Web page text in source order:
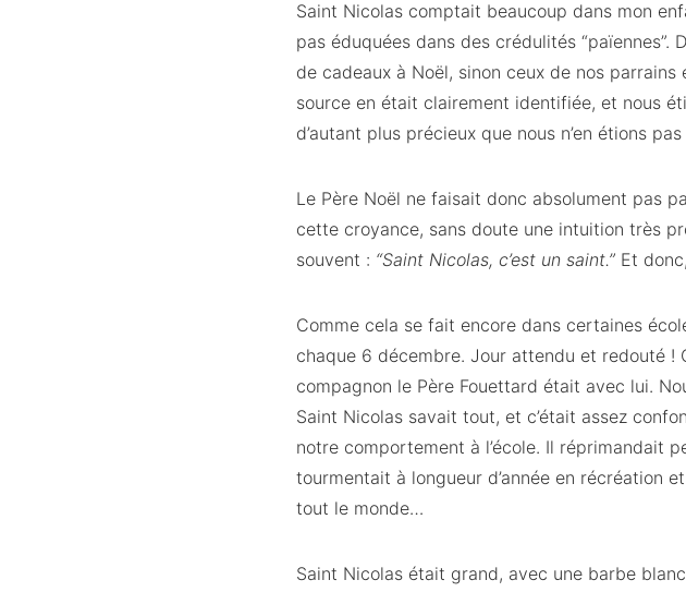
Saint Nicolas comptait beaucoup dans mon
pas éduquées dans des crédulités “païennes”.
de cadeaux à Noël, sinon ceux de nos
source en était clairement identifiée, et nous
d’autant plus précieux que nous n’en étions
Le Père Noël ne faisait donc absolument pas
cette croyance, sans doute une intuition très
souvent : “Saint Nicolas, c’est un saint.” Et
Comme cela se fait encore dans certaines
chaque 6 décembre. Jour attendu et redouté !
compagnon le Père Fouettard était avec lui.
Saint Nicolas savait tout, et c’était assez
notre comportement à l’école. Il réprimandait
tourmentait à longueur d’année en récréation
tout le monde…
Saint Nicolas était grand, avec une barbe